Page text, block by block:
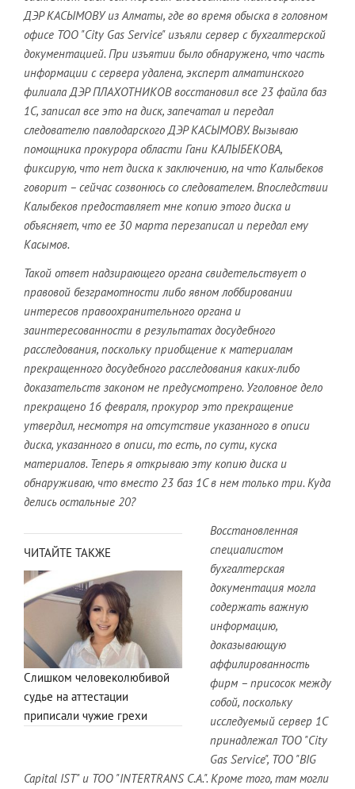
ДЭР КАСЫМОВУ из Алматы, где во время обыска в головном
офисе ТОО "City Gas Service" изъяли сервер с бухгалтерской
документацией. При изъятии было обнаружено, что часть
информации с сервера удалена, эксперт алматинского
филиала ДЭР ПЛАХОТНИКОВ восстановил все 23 файла баз
1С, записал все это на диск, запечатал и передал
следователю павлодарского ДЭР КАСЫМОВУ. Вызываю
помощника прокурора области Гани КАЛЫБЕКОВА,
фиксирую, что нет диска к заключению, на что Калыбеков
говорит – сейчас созвонюсь со следователем. Впоследствии
Калыбеков предоставляет мне копию этого диска и
объясняет, что ее 30 марта перезаписал и передал ему
Касымов.
Такой ответ надзирающего органа свидетельствует о
правовой безграмотности либо явном лоббировании
интересов правоохранительного органа и
заинтересованности в результатах досудебного
расследования, поскольку приобщение к материалам
прекращенного досудебного расследования каких-либо
доказательств законом не предусмотрено. Уголовное дело
прекращено 16 февраля, прокурор это прекращение
утвердил, несмотря на отсутствие указанного в описи
диска, указанного в описи, то есть, по сути, куска
материалов. Теперь я открываю эту копию диска и
обнаруживаю, что вместо 23 баз 1С в нем только три. Куда
делись остальные 20?
ЧИТАЙТЕ ТАКЖЕ
Слишком человеколюбивой
судье на аттестации
приписали чужие грехи
Восстановленная
специалистом
бухгалтерская
документация могла
содержать важную
информацию,
доказывающую
аффилированность
фирм – присосок между
собой, поскольку
исследуемый сервер 1С
принадлежал ТОО "City
Gas Service", ТОО "BIG
Capital IST" и ТОО "INTERTRANS C.A.". Кроме того, там могли